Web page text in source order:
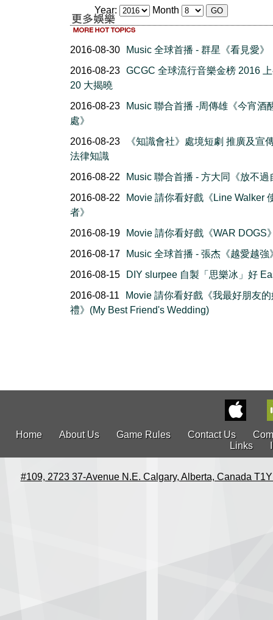
Year: Month
2016-08-30
Music 全球首播 - 群星《看見愛》
2016-08-23 GCGC 全球流行音樂金榜 2016
20 大揭曉
2016-08-23
Music 聯合首播 -周傳雄《今宵酒
處》
2016-08-23
《知識會社》處境短劇 推廣及宣
法律知識
2016-08-22
Music 聯合首播 - 方大同《放不過
2016-08-22
Movie 請你看好戲《Line Walker
者》
2016-08-19
Movie 請你看好戲《WAR DOGS
2016-08-17
Music 全球首播 - 張杰《越愛越強
2016-08-15
DIY slurpee 自製「思樂冰」好
2016-08-11
Movie 請你看好戲《我最好朋友的
禮》(My Best Friend's Wedding)
Home About Us Game Rules Contact Us
Links
#109, 2723 37-Avenue N.E. Calgary, Alberta, Canada